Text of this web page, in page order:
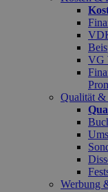
VG
Qualität
Werbung